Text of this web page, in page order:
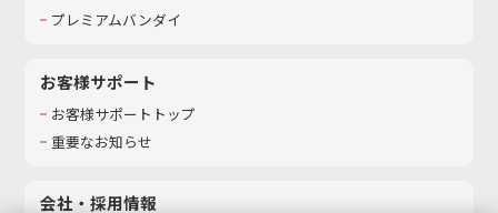
プレミアムバンダイ
お客様サポート
お客様サポートトップ
重要なお知らせ
会社・採用情報